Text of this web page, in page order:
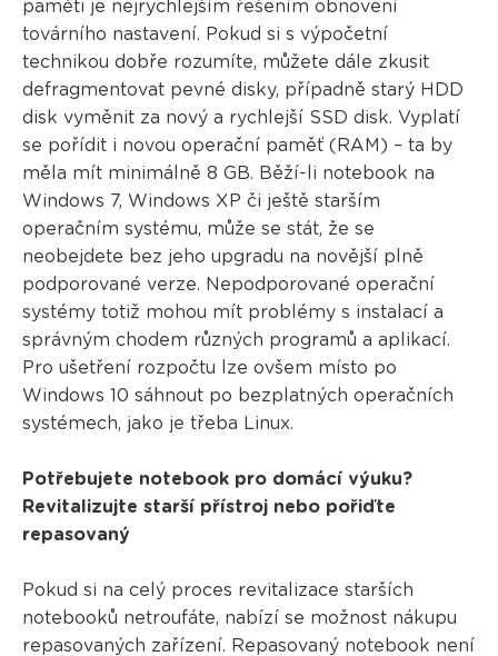
paměti je nejrychlejším řešením obnovení
továrního nastavení. Pokud si s výpočetní
technikou dobře rozumíte, můžete dále zkusit
defragmentovat pevné disky, případně starý HDD
disk vyměnit za nový a rychlejší SSD disk. Vyplatí
se pořídit i novou operační paměť (RAM) – ta by
měla mít minimálně 8 GB. Běží-li notebook na
Windows 7, Windows XP či ještě starším
operačním systému, může se stát, že se
neobejdete bez jeho upgradu na novější plně
podporované verze. Nepodporované operační
systémy totiž mohou mít problémy s instalací a
správným chodem různých programů a aplikací.
Pro ušetření rozpočtu lze ovšem místo po
Windows 10 sáhnout po bezplatných operačních
systémech, jako je třeba Linux.
Potřebujete notebook pro domácí výuku?
Revitalizujte starší přístroj nebo pořiďte
repasovaný
Pokud si na celý proces revitalizace starších
notebooků netroufáte, nabízí se možnost nákupu
repasovaných zařízení. Repasovaný notebook není